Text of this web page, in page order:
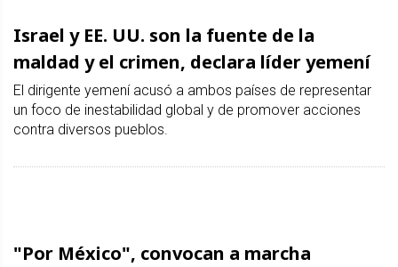
Israel y EE. UU. son la fuente de la
maldad y el crimen, declara líder yemení
El dirigente yemení acusó a ambos países de representar
un foco de inestabilidad global y de promover acciones
contra diversos pueblos.
"Por México", convocan a marcha